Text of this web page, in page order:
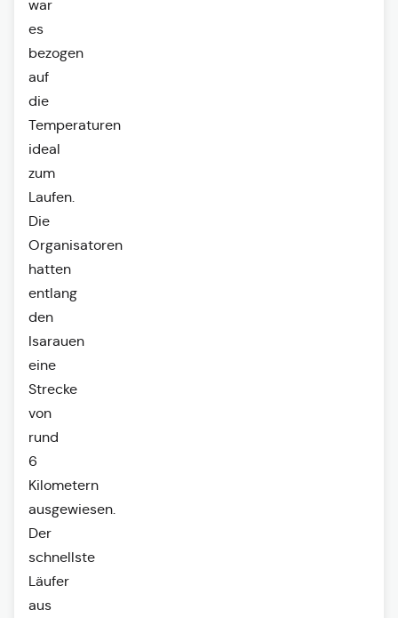
war
es
bezogen
auf
die
Temperaturen
ideal
zum
Laufen.
Die
Organisatoren
hatten
entlang
den
Isarauen
eine
Strecke
von
rund
6
Kilometern
ausgewiesen.
Der
schnellste
Läufer
aus